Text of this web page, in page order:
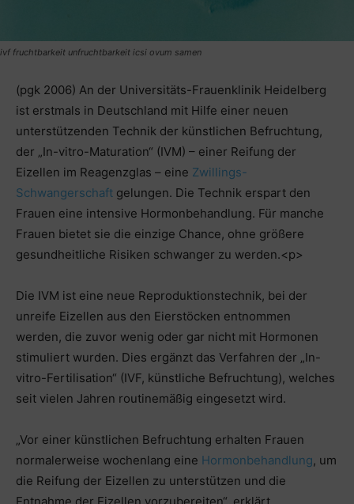
ivf fruchtbarkeit unfruchtbarkeit icsi ovum samen
(pgk 2006) An der Universitäts-Frauenklinik Heidelberg
ist erstmals in Deutschland mit Hilfe einer neuen
unterstützenden Technik der künstlichen Befruchtung,
der „In-vitro-Maturation“ (IVM) – einer Reifung der
Eizellen im Reagenzglas – eine Zwillings-
Schwangerschaft gelungen. Die Technik erspart den
Frauen eine intensive Hormonbehandlung. Für manche
Frauen bietet sie die einzige Chance, ohne größere
gesundheitliche Risiken schwanger zu werden.<p>
Die IVM ist eine neue Reproduktionstechnik, bei der
unreife Eizellen aus den Eierstöcken entnommen
werden, die zuvor wenig oder gar nicht mit Hormonen
stimuliert wurden. Dies ergänzt das Verfahren der „In-
vitro-Fertilisation“ (IVF, künstliche Befruchtung), welches
seit vielen Jahren routinemäßig eingesetzt wird.
„Vor einer künstlichen Befruchtung erhalten Frauen
normalerweise wochenlang eine Hormonbehandlung, um
die Reifung der Eizellen zu unterstützen und die